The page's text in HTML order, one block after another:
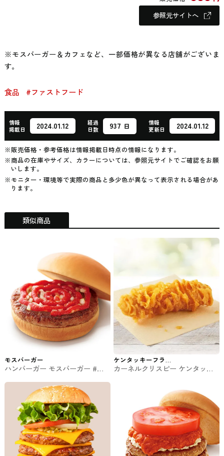
参照元サイトへ
※モスバーガー＆カフェなど、一部価格が異なる店舗がございま
す。
食品 #ファストフード
情報
掲載日
2024.01.12
経過
日数
937 日
情報
更新日
2024.01.12
※販売価格・参考価格は情報掲載日時点の情報になります。
※商品の在庫やサイズ、カラーについては、参照元サイトでご確認をお願
いします。
※モニター・環境等で実際の商品と多少色が異なって表示される場合があ
ります。
類似商品
モスバーガー
ハンバーガー モスバーガー #フ
ケンタッキーフラ
イドチキン
カーネルクリスピー ケンタッキ